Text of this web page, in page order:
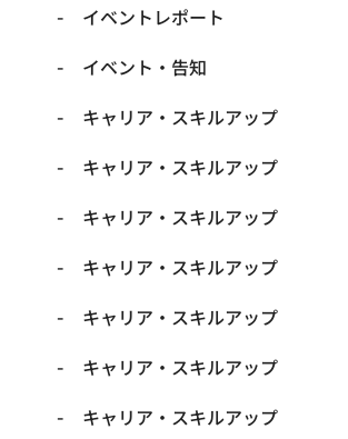
イベントレポート
イベント・告知
キャリア・スキルアップ
キャリア・スキルアップ
キャリア・スキルアップ
キャリア・スキルアップ
キャリア・スキルアップ
キャリア・スキルアップ
キャリア・スキルアップ